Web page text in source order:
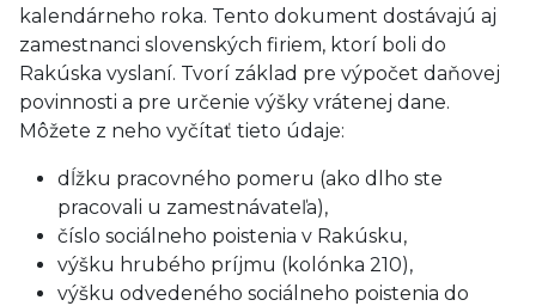
kalendárneho roka. Tento dokument dostávajú aj
zamestnanci slovenských firiem, ktorí boli do
Rakúska vyslaní. Tvorí základ pre výpočet daňovej
povinnosti a pre určenie výšky vrátenej dane.
Môžete z neho vyčítať tieto údaje:
dĺžku pracovného pomeru (ako dlho ste
pracovali u zamestnávateľa),
číslo sociálneho poistenia v Rakúsku,
výšku hrubého príjmu (kolónka 210),
výšku odvedeného sociálneho poistenia do